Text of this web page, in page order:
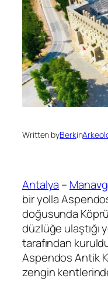
Written byBerkin
Antalya –
bir yolla
doğusunda
düzlüğe ulaştığı
tarafından
Aspendos Antik
zengin